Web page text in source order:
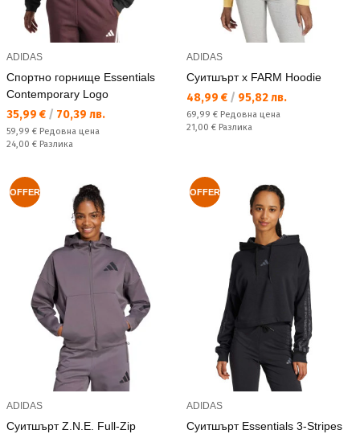
ADIDAS
Спортно горнище Essentials
Contemporary Logo
Текуща цена:
35,99 € / 70,39 лв.
Редовна цена:
59,99 € Редовна цена
Спестявате:
24,00 € Разлика
ADIDAS
Суитшърт x FARM Hoodie
Текуща цена:
48,99 € / 95,82 лв.
Редовна цена:
69,99 € Редовна цена
Спестявате:
21,00 € Разлика
OFFER
ADIDAS
Суитшърт Z.N.E. Full-Zip
OFFER
ADIDAS
Суитшърт Essentials 3-Stripes